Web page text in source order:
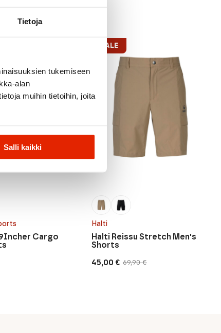
Tietoja
tukemiseen
alan
muihin tietoihin, joita
Salli kaikki
Cargo
Halti
SALE
69,90€
Original
45,00 €
Current
Halti Reissu Stretch Men's
Shorts